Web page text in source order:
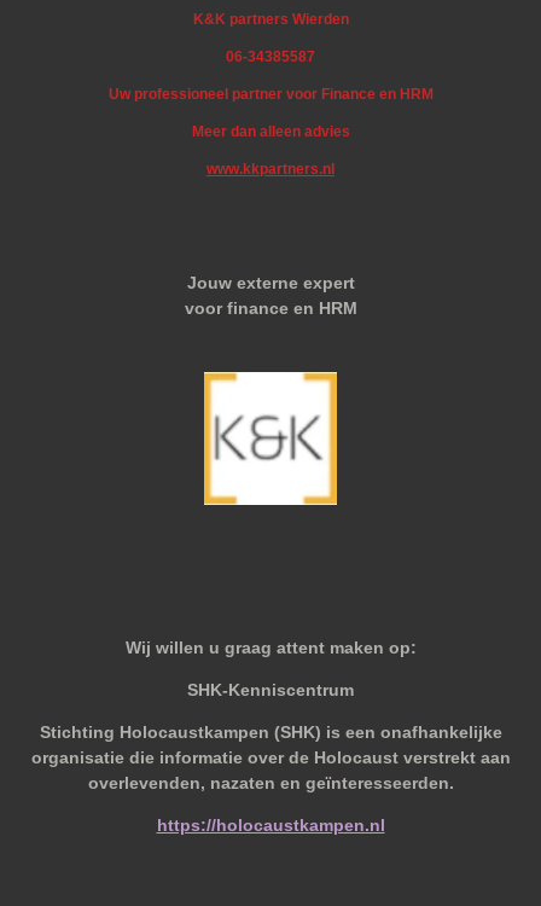
K&K partners Wierden
06-34385587
Uw professioneel partner voor Finance en HRM
Meer dan alleen advies
www.kkpartners.nl
Jouw externe expert
voor finance en HRM
Wij willen u graag attent maken op:
SHK-Kenniscentrum
Stichting Holocaustkampen (SHK) is een onafhankelijke
organisatie die informatie over de Holocaust verstrekt aan
overlevenden, nazaten en geïnteresseerden.
https://holocaustkampen.nl